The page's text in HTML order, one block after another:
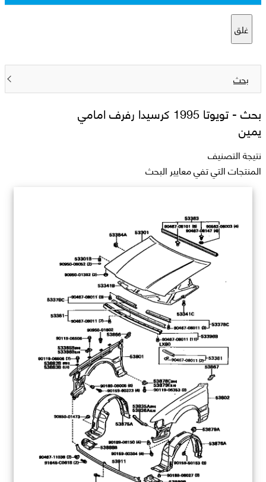
غلق
بحث
بحث - تويوتا 1995 كرسيدا رفرف امامي
يمين
نتيجة التصنيف
المنتجات التي تفي معايير البحث